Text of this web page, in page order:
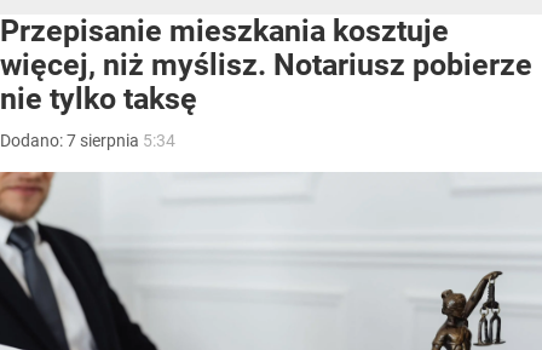
Przepisanie mieszkania kosztuje
więcej, niż myślisz. Notariusz pobierze
nie tylko taksę
Dodano:7 sierpnia 5:34